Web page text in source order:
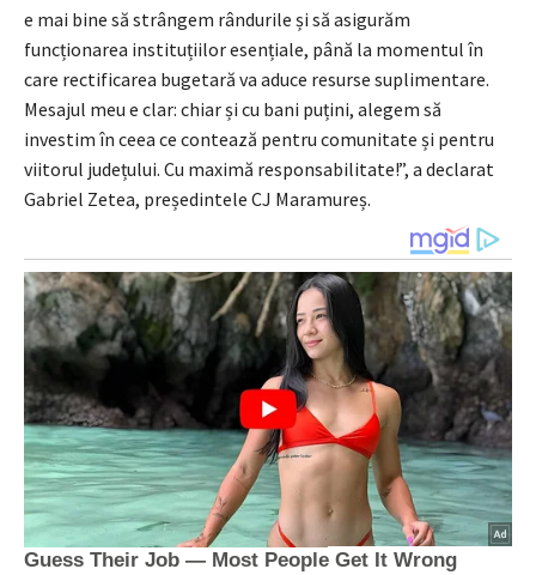
e mai bine să strângem rândurile și să asigurăm
funcționarea instituțiilor esențiale, până la momentul în
care rectificarea bugetară va aduce resurse suplimentare.
Mesajul meu e clar: chiar și cu bani puțini, alegem să
investim în ceea ce contează pentru comunitate și pentru
viitorul județului. Cu maximă responsabilitate!”, a declarat
Gabriel Zetea, președintele CJ Maramureș.